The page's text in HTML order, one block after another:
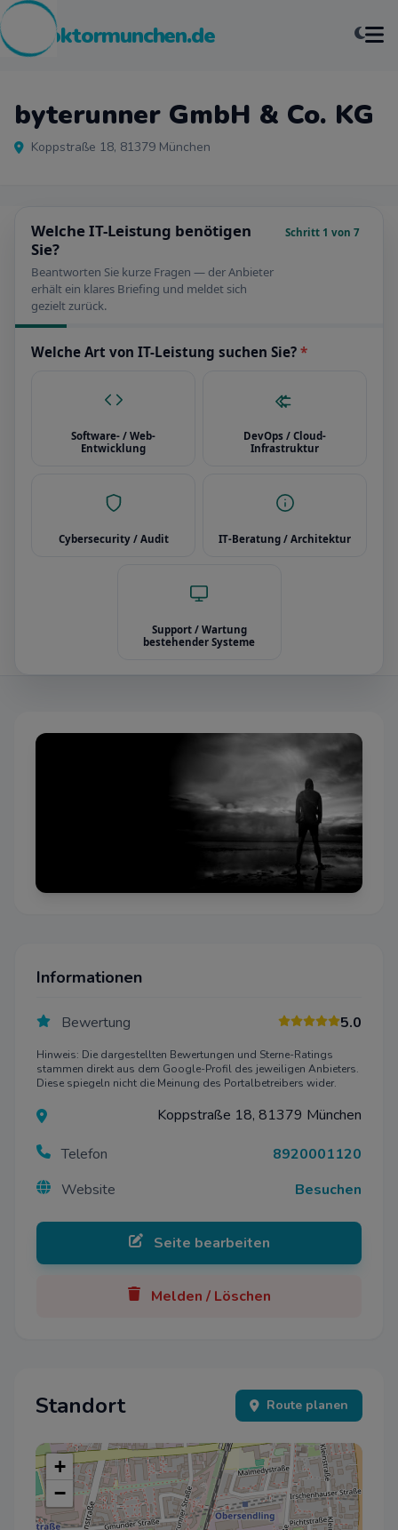
pcdoktormunchen.de
byterunner GmbH & Co. KG
Koppstraße 18, 81379 München
Welche IT-Leistung benötigen
Sie?
Beantworten Sie kurze Fragen — der Anbieter
erhält ein klares Briefing und meldet sich
gezielt zurück.
Schritt 1 von 7
Welche Art von IT-Leistung suchen Sie? *
Software- / Web-
Entwicklung
DevOps / Cloud-
Infrastruktur
Cybersecurity / Audit IT-Beratung / Architektur
Support / Wartung
bestehender Systeme
Informationen
Bewertung 5.0
Hinweis: Die dargestellten Bewertungen und Sterne-Ratings
stammen direkt aus dem Google-Profil des jeweiligen Anbieters.
Diese spiegeln nicht die Meinung des Portalbetreibers wider.
Koppstraße 18, 81379 München
Telefon
8920001120
Website
Besuchen
Seite bearbeiten
Melden / Löschen
Standort Route planen
+
−